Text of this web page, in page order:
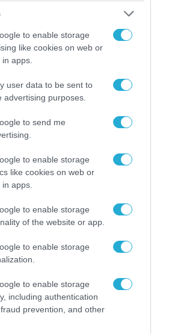
to enable storage
like cookies on web or
apps.
user data to be sent to
advertising purposes.
to send me
to enable storage
like cookies on web or
apps.
to enable storage
of the website or app.
to enable storage
to enable storage
including authentication
prevention, and other
(φωτο)